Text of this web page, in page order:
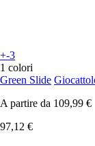
+-3
1 colori
Green Slide
A partire da 109,99 €
97,12 €